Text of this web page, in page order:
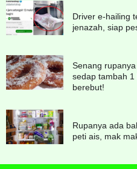
Driver e-hailing
jenazah, siap
Senang
sedap tambah 1
berebut!
Rupanya ada
peti ais, mak